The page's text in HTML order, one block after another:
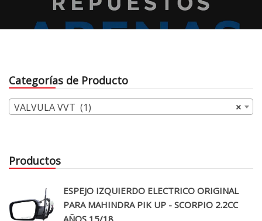
Categorías de Producto
×
VALVULA VVT (1)
Productos
ESPEJO IZQUIERDO ELECTRICO ORIGINAL
PARA MAHINDRA PIK UP - SCORPIO 2.2CC
AÑOS 15/18